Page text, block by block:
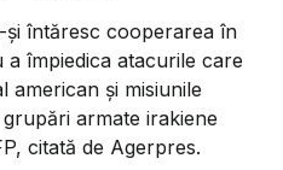
întăresc cooperarea în
împiedica atacurile care
american și misiunile
armate irakiene
citată de Agerpres.